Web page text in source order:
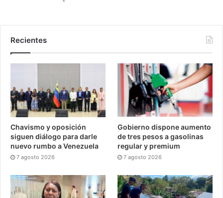
Recientes
Chavismo y oposición
siguen diálogo para darle
nuevo rumbo a Venezuela
7 agosto 2026
Gobierno dispone aumento
de tres pesos a gasolinas
regular y premium
7 agosto 2026